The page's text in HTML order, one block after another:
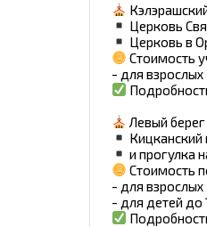
Церковь
Церковь в
Стоимость
- для взрослых
Левый
и прогулка
Стоимость
- для взрослых
- для детей до